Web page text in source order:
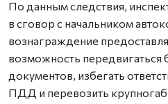
По данным следствия,
в сговор с начальником
вознаграждение
возможность передвигаться
документов, избегать
ПДД и перевозить